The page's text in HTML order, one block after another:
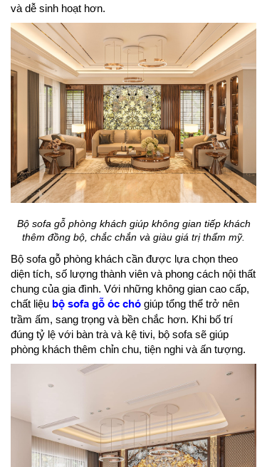
và dễ sinh hoạt hơn.
Bộ sofa gỗ phòng khách giúp không gian tiếp khách
thêm đồng bộ, chắc chắn và giàu giá trị thẩm mỹ.
Bộ sofa gỗ phòng khách cần được lựa chọn theo
diện tích, số lượng thành viên và phong cách nội thất
chung của gia đình. Với những không gian cao cấp,
chất liệu bộ sofa gỗ óc chó giúp tổng thể trở nên
trầm ấm, sang trọng và bền chắc hơn. Khi bố trí
đúng tỷ lệ với bàn trà và kệ tivi, bộ sofa sẽ giúp
phòng khách thêm chỉn chu, tiện nghi và ấn tượng.